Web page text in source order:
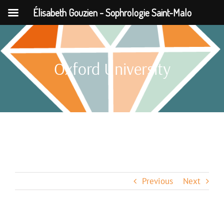
Passer
au
contenu
Oxford University
Previous Next
Élisabeth Gouzien - Sophrologie Saint-Malo